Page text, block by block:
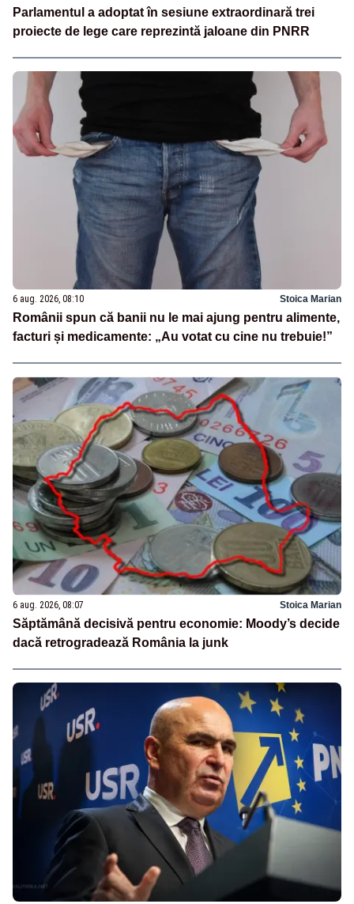
Parlamentul a adoptat în sesiune extraordinară trei
proiecte de lege care reprezintă jaloane din PNRR
6 aug. 2026, 08:10 Stoica Marian
Românii spun că banii nu le mai ajung pentru alimente,
facturi și medicamente: „Au votat cu cine nu trebuie!”
6 aug. 2026, 08:07 Stoica Marian
Săptămână decisivă pentru economie: Moody’s decide
dacă retrogradează România la junk